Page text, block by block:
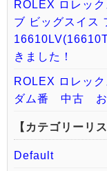
ROLEX ロレッ
ブ ビッグスイス
きました！
ROLEX ロレッ
ダム番 中古 お
【カテゴリーリス
Default